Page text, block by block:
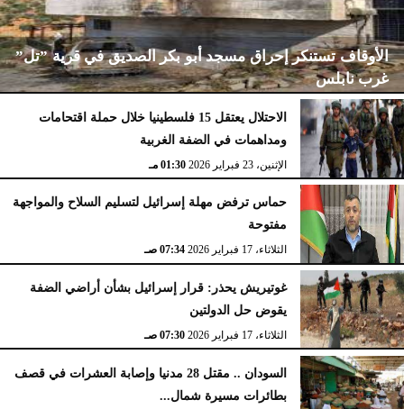
الأوقاف تستنكر إحراق مسجد أبو بكر الصديق في قرية ”تل”
غرب نابلس
الإثنين، 23 فبراير 2026 02:15 مـ
الاحتلال يعتقل 15 فلسطينيا خلال حملة اقتحامات
ومداهمات في الضفة الغربية
الإثنين، 23 فبراير 2026 01:30 مـ
حماس ترفض مهلة إسرائيل لتسليم السلاح والمواجهة
مفتوحة
الثلاثاء، 17 فبراير 2026 07:34 صـ
غوتيريش يحذر: قرار إسرائيل بشأن أراضي الضفة
يقوض حل الدولتين
الثلاثاء، 17 فبراير 2026 07:30 صـ
السودان .. مقتل 28 مدنيا وإصابة العشرات في قصف
بطائرات مسيرة شمال...